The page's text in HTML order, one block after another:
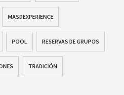
MASDEXPERIENCE
POOL RESERVAS DE GRUPOS
TRADICIÓN